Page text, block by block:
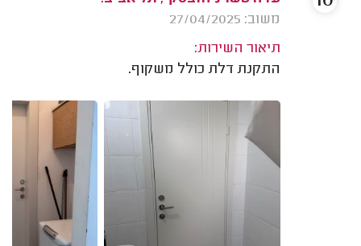
משוב: 27/04/2025
תיאור השירות:
התקנת דלת כולל משקוף.